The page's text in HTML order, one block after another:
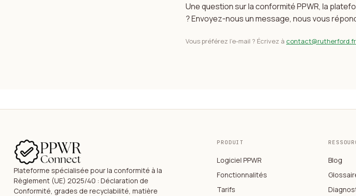
Une question sur la conformité PPWR, la
? Envoyez-nous un message, nous vous
Vous préférez l'e-mail ? Écrivez à contact@rutherford.fr
Plateforme spécialisée pour la conformité à la
Règlement (UE) 2025/40 : Déclaration de
Conformité, grades de recyclabilité, matière
PRODUIT
Logiciel PPWR
Fonctionnalités
Tarifs
Blog